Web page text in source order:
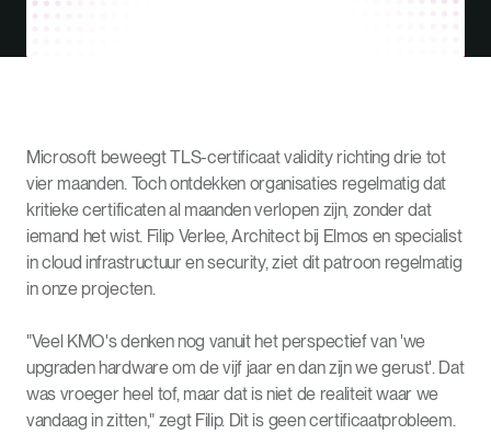
Microsoft beweegt TLS-certificaat validity richting drie tot
vier maanden. Toch ontdekken organisaties regelmatig dat
kritieke certificaten al maanden verlopen zijn, zonder dat
iemand het wist. Filip Verlee, Architect bij Elmos en specialist
in cloud infrastructuur en security, ziet dit patroon regelmatig
in onze projecten.
"Veel KMO's denken nog vanuit het perspectief van 'we
upgraden hardware om de vijf jaar en dan zijn we gerust'. Dat
was vroeger heel tof, maar dat is niet de realiteit waar we
vandaag in zitten," zegt Filip. Dit is geen certificaatprobleem.